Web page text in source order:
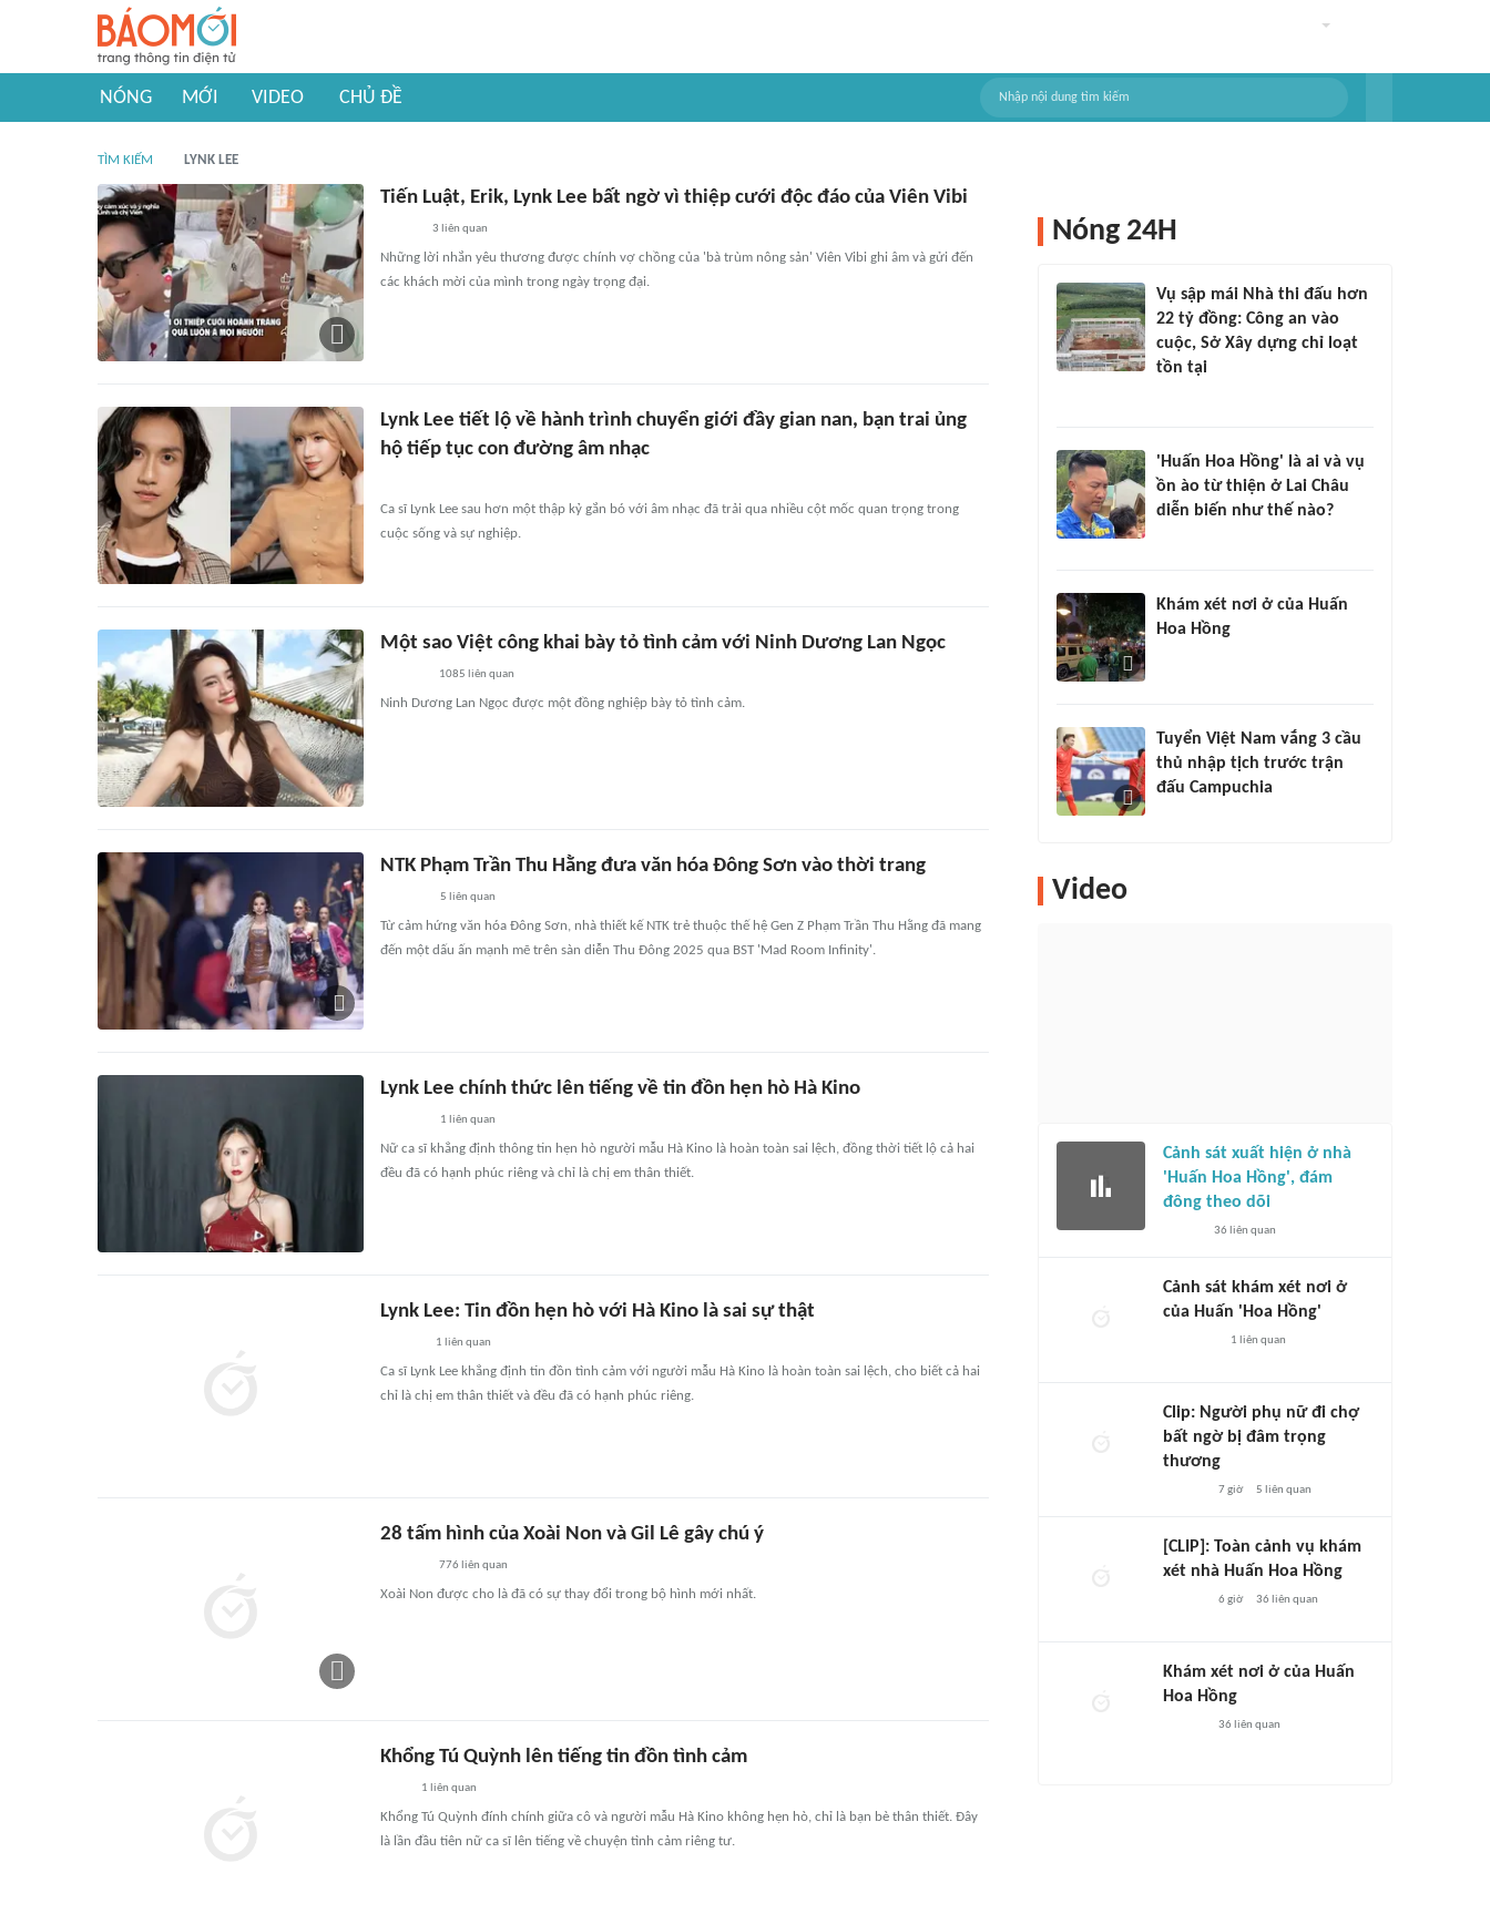
NÓNG MỚI VIDEO CHỦ ĐỀ
TÌM KIẾM LYNK LEE
Tiến Luật, Erik, Lynk Lee bất ngờ vì thiệp cưới độc đáo của Viên Vibi
3 liên quan
Những lời nhắn yêu thương được chính vợ chồng của 'bà trùm nông sản' Viên Vibi ghi âm và gửi đến
các khách mời của mình trong ngày trọng đại.
Lynk Lee tiết lộ về hành trình chuyển giới đầy gian nan, bạn trai ủng
hộ tiếp tục con đường âm nhạc
Ca sĩ Lynk Lee sau hơn một thập kỷ gắn bó với âm nhạc đã trải qua nhiều cột mốc quan trọng trong
cuộc sống và sự nghiệp.
Một sao Việt công khai bày tỏ tình cảm với Ninh Dương Lan Ngọc
1085 liên quan
Ninh Dương Lan Ngọc được một đồng nghiệp bày tỏ tình cảm.
NTK Phạm Trần Thu Hằng đưa văn hóa Đông Sơn vào thời trang
5 liên quan
Từ cảm hứng văn hóa Đông Sơn, nhà thiết kế NTK trẻ thuộc thế hệ Gen Z Phạm Trần Thu Hằng đã mang
đến một dấu ấn mạnh mẽ trên sàn diễn Thu Đông 2025 qua BST 'Mad Room Infinity'.
Lynk Lee chính thức lên tiếng về tin đồn hẹn hò Hà Kino
1 liên quan
Nữ ca sĩ khẳng định thông tin hẹn hò người mẫu Hà Kino là hoàn toàn sai lệch, đồng thời tiết lộ cả hai
đều đã có hạnh phúc riêng và chỉ là chị em thân thiết.
Lynk Lee: Tin đồn hẹn hò với Hà Kino là sai sự thật
1 liên quan
Ca sĩ Lynk Lee khẳng định tin đồn tình cảm với người mẫu Hà Kino là hoàn toàn sai lệch, cho biết cả hai
chỉ là chị em thân thiết và đều đã có hạnh phúc riêng.
28 tấm hình của Xoài Non và Gil Lê gây chú ý
776 liên quan
Xoài Non được cho là đã có sự thay đổi trong bộ hình mới nhất.
Khổng Tú Quỳnh lên tiếng tin đồn tình cảm
1 liên quan
Khổng Tú Quỳnh đính chính giữa cô và người mẫu Hà Kino không hẹn hò, chỉ là bạn bè thân thiết. Đây
là lần đầu tiên nữ ca sĩ lên tiếng về chuyện tình cảm riêng tư.
Nóng 24H
Vụ sập mái Nhà thi đấu hơn
22 tỷ đồng: Công an vào
cuộc, Sở Xây dựng chỉ loạt
tồn tại
'Huấn Hoa Hồng' là ai và vụ
ồn ào từ thiện ở Lai Châu
diễn biến như thế nào?
Khám xét nơi ở của Huấn
Hoa Hồng
Tuyển Việt Nam vắng 3 cầu
thủ nhập tịch trước trận
đấu Campuchia
Video
Cảnh sát xuất hiện ở nhà
'Huấn Hoa Hồng', đám
đông theo dõi
36 liên quan
Cảnh sát khám xét nơi ở
của Huấn 'Hoa Hồng'
1 liên quan
Clip: Người phụ nữ đi chợ
bất ngờ bị đâm trọng
thương
7 giờ 5 liên quan
[CLIP]: Toàn cảnh vụ khám
xét nhà Huấn Hoa Hồng
6 giờ 36 liên quan
Khám xét nơi ở của Huấn
Hoa Hồng
36 liên quan